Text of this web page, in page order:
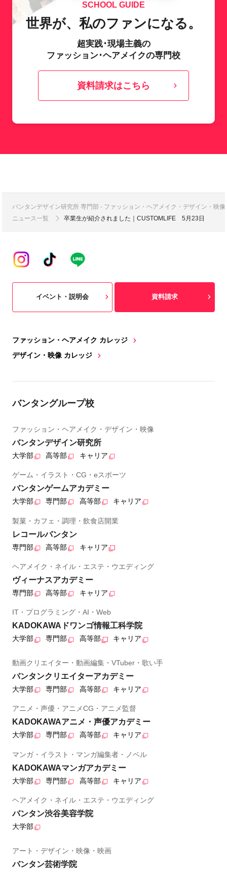
SCHOOL GUIDE
世界が、私のファンになる。
超実践･現場主義の
ファッション･ヘアメイクの専門校
資料請求はこちら
バンタンデザイン研究所 専門部 - ファッション・ヘアメイク・デザイン・映
ニュース一覧
卒業生が紹介されました｜CUSTOMLIFE 5月23日
ファッション・ヘアメイク カレッジ
デザイン・映像 カレッジ
イベント・説明会 資料請求
バンタングループ校
ファッション・ヘアメイク・デザイン・映像
バンタンデザイン研究所
大学部 高等部 キャリア
ゲーム・イラスト・CG・eスポーツ
バンタンゲームアカデミー
大学部 専門部 高等部 キャリア
製菓・カフェ・調理・飲食店開業
レコールバンタン
専門部 高等部 キャリア
ヘアメイク・ネイル・エステ・ウエディング
ヴィーナスアカデミー
専門部 高等部 キャリア
IT・プログラミング・AI・Web
KADOKAWAドワンゴ情報工科学院
大学部 専門部 高等部 キャリア
動画クリエイター・動画編集・VTuber・歌い手
バンタンクリエイターアカデミー
大学部 専門部 高等部 キャリア
アニメ・声優・アニメCG・アニメ監督
KADOKAWAアニメ・声優アカデミー
大学部 専門部 高等部 キャリア
マンガ・イラスト・マンガ編集者・ノベル
KADOKAWAマンガアカデミー
大学部 専門部 高等部 キャリア
ヘアメイク・ネイル・エステ・ウエディング
バンタン渋谷美容学院
大学部
アート・デザイン・映像・映画
バンタン芸術学院